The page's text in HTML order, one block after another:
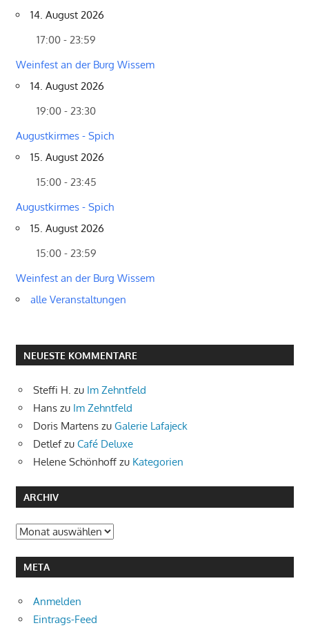
14. August 2026
17:00 - 23:59
Weinfest an der Burg Wissem
14. August 2026
19:00 - 23:30
Augustkirmes - Spich
15. August 2026
15:00 - 23:45
Augustkirmes - Spich
15. August 2026
15:00 - 23:59
Weinfest an der Burg Wissem
alle Veranstaltungen
NEUESTE KOMMENTARE
Steffi H. zu Im Zehntfeld
Hans zu Im Zehntfeld
Doris Martens zu Galerie Lafajeck
Detlefzu Café Deluxe
Helene Schönhoff zu Kategorien
ARCHIV
Archiv
META
Anmelden
Eintrags-Feed